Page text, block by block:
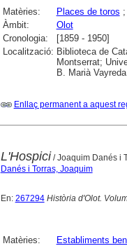
Matèries: Places de toros ;
Àmbit:
Olot
Cronologia:
[1859 - 1950]
Localització: Biblioteca de
Montserrat;
B. Marià
Enllaç permanent a aquest
L'Hospici/ Joaquim Danés i
Danés i Torras, Joaquim
En: 267294 Història d'Olot.
Matèries: Establiments